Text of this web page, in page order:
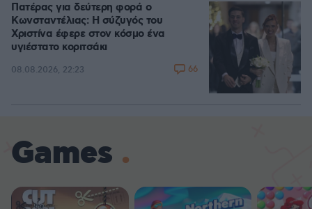
Πατέρας για δεύτερη φορά ο
Κωνσταντέλιας: Η σύζυγός του
Χριστίνα έφερε στον κόσμο ένα
υγιέστατο κοριτσάκι
08.08.2026, 22:23 66
Games